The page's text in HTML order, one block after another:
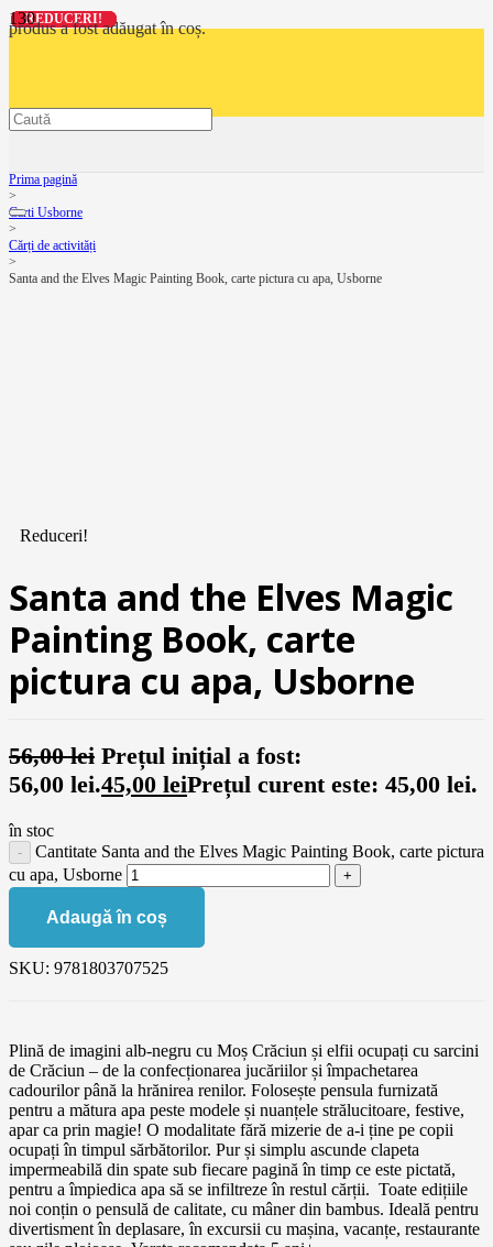
produsa fost adăugat în coș.
Prima pagină
>
Carti Usborne
>
Cărți de activități
>
Santa and the Elves Magic Painting Book, carte pictura cu apa, Usborne
Reduceri!
Santa and the Elves Magic
Painting Book, carte
pictura cu apa, Usborne
56,00lei Prețul inițial a fost:
56,00 lei.45,00 leiPrețul curent este: 45,00 lei.
în stoc
Cantitate Santa and the Elves Magic Painting Book, carte pictura
cu apa, Usborne
Adaugă în coș
SKU: 9781803707525
Plină de imagini alb-negru cu Moș Crăciun și elfii ocupați cu sarcini
de Crăciun – de la confecționarea jucăriilor și împachetarea
cadourilor până la hrănirea renilor. Folosește pensula furnizată
pentru a mătura apa peste modele și nuanțele strălucitoare, festive,
apar ca prin magie! O modalitate fără mizerie de a-i ține pe copii
ocupați în timpul sărbătorilor. Pur și simplu ascunde clapeta
impermeabilă din spate sub fiecare pagină în timp ce este pictată,
pentru a împiedica apa să se infiltreze în restul cărții. Toate edițiile
noi conțin o pensulă de calitate, cu mâner din bambus. Ideală pentru
divertisment în deplasare, în excursii cu mașina, vacanțe, restaurante
REDUCERI!
REDUCERI!
REDUCERI!
REDUCERI!